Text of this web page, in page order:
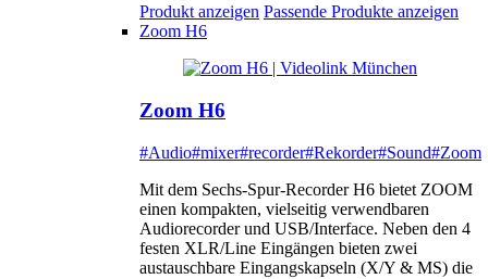
Produkt anzeigen Passende Produkte anzeigen
Zoom H6
Zoom H6
#Audio#mixer#recorder#Rekorder#Sound#Zoom
Mit dem Sechs-Spur-Recorder H6 bietet ZOOM
einen kompakten, vielseitig verwendbaren
Audiorecorder und USB/Interface. Neben den 4
festen XLR/Line Eingängen bieten zwei
austauschbare Eingangskapseln (X/Y & MS) die